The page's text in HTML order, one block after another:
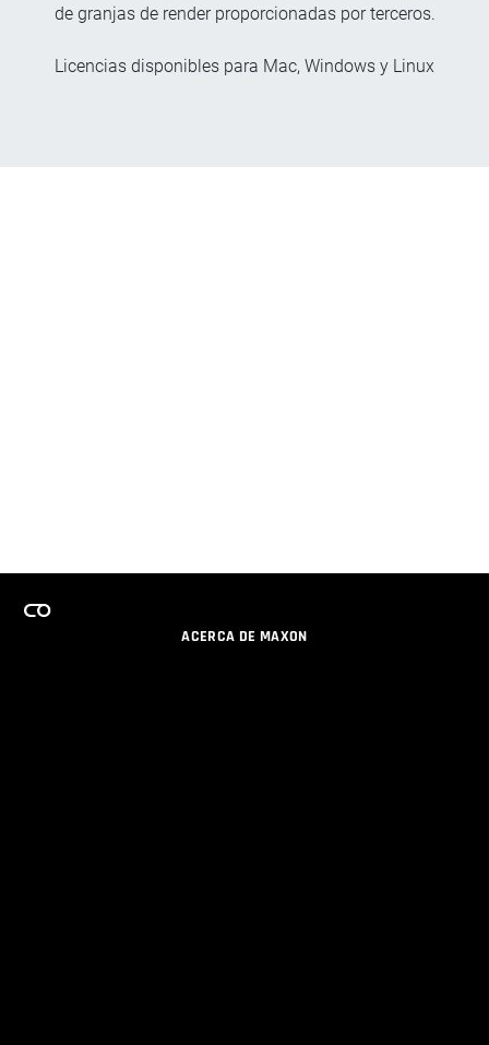
de granjas de render proporcionadas por terceros.
Licencias disponibles para Mac, Windows y Linux
ACERCA DE MAXON